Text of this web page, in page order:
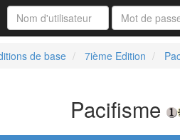
de base 7ième Edition
Pacifisme